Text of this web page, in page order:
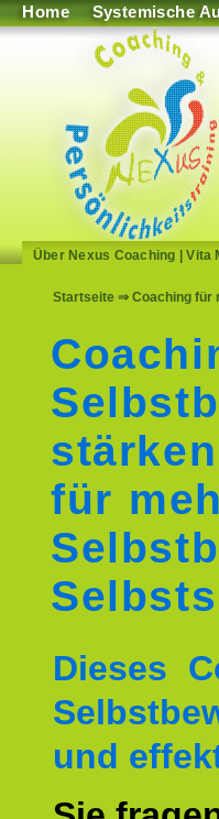
Home Systemische
Über Nexus Coaching |Vita
Startseite ⇒ Coaching für
für
Dieses
und